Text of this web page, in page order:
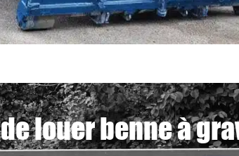
louer benne à